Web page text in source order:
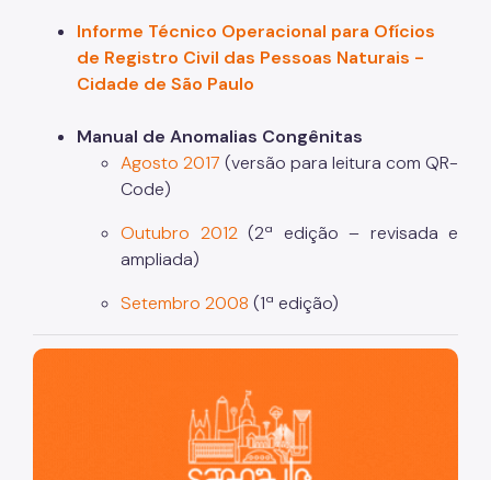
Informe Técnico Operacional para Ofícios
de Registro Civil das Pessoas Naturais -
Cidade de São Paulo
Manual de Anomalias Congênitas
Agosto 2017 (versão para leitura com QR-
Code)
Outubro 2012(2ª edição – revisada e
ampliada)
Setembro 2008 (1ª edição)
São Paulo, cidade inteligente, resiliente e sustentável